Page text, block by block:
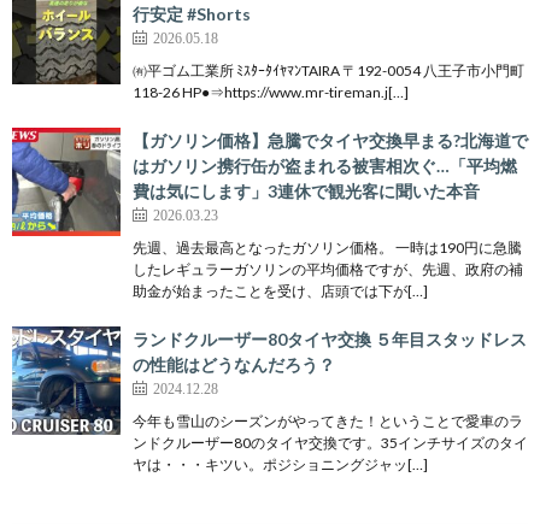
行安定 #Shorts
2026.05.18
㈲平ゴム工業所 ﾐｽﾀｰﾀｲﾔﾏﾝTAIRA 〒192-0054 八王子市小門町
118-26 HP●⇒https://www.mr-tireman.j[…]
【ガソリン価格】急騰でタイヤ交換早まる?北海道で
はガソリン携行缶が盗まれる被害相次ぐ…「平均燃
費は気にします」3連休で観光客に聞いた本音
2026.03.23
先週、過去最高となったガソリン価格。 一時は190円に急騰
したレギュラーガソリンの平均価格ですが、先週、政府の補
助金が始まったことを受け、店頭では下が[…]
ランドクルーザー80タイヤ交換 ５年目スタッドレス
の性能はどうなんだろう？
2024.12.28
今年も雪山のシーズンがやってきた！ということで愛車のラ
ンドクルーザー80のタイヤ交換です。35インチサイズのタイ
ヤは・・・キツい。ポジショニングジャッ[…]